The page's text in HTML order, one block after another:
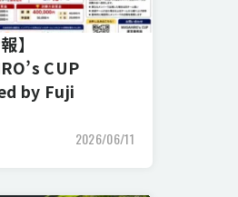
】
CUP
by Fuji
2026/06/11